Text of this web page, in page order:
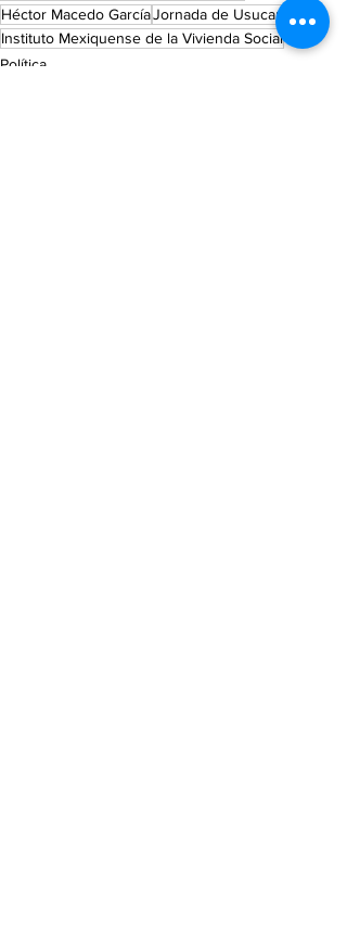
Héctor Macedo GarcíaJornada de Usucapión
Instituto Mexiquense de la Vivienda Social
Política